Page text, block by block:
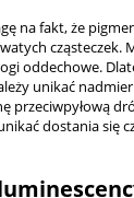
na fakt, że
cząsteczek.
oddechowe.
unikać
przeciwpyłową
dostania się